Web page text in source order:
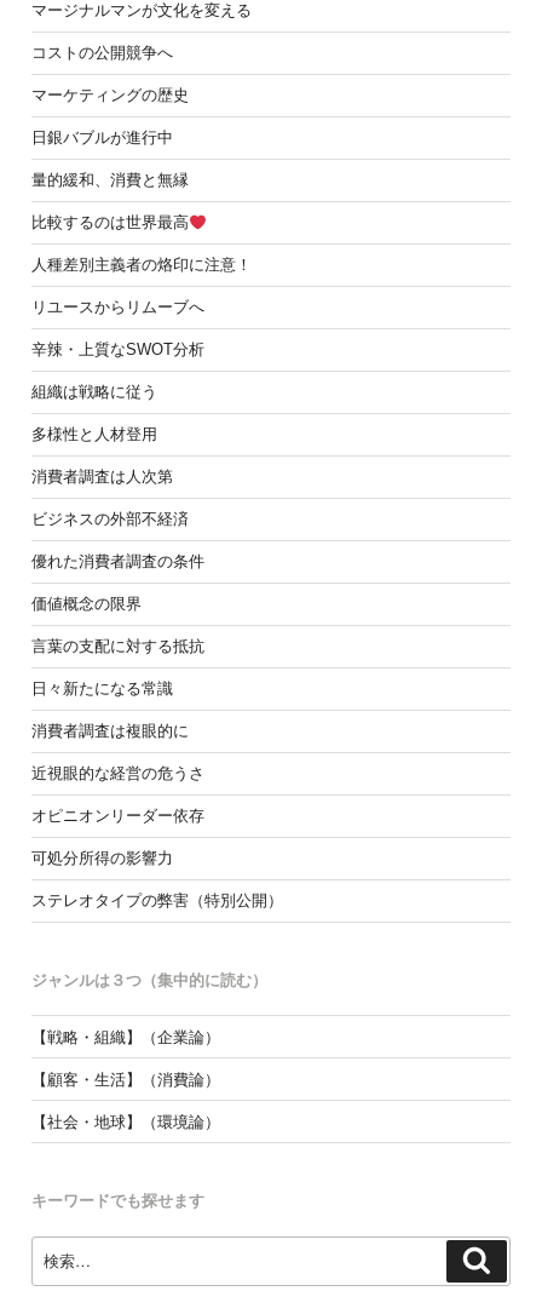
マージナルマンが文化を変える
コストの公開競争へ
マーケティングの歴史
日銀バブルが進行中
量的緩和、消費と無縁
比較するのは世界最高
人種差別主義者の烙印に注意！
リユースからリムーブへ
辛辣・上質なSWOT分析
組織は戦略に従う
多様性と人材登用
消費者調査は人次第
ビジネスの外部不経済
優れた消費者調査の条件
価値概念の限界
言葉の支配に対する抵抗
日々新たになる常識
消費者調査は複眼的に
近視眼的な経営の危うさ
オピニオンリーダー依存
可処分所得の影響力
ステレオタイプの弊害（特別公開）
ジャンルは３つ（集中的に読む）
【戦略・組織】（企業論）
【顧客・生活】（消費論）
【社会・地球】（環境論）
キーワードでも探せます
索: